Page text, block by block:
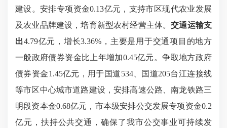
建设。安排专项资金0.13亿元，支持市区现代农业发展
及农业品牌建设，培育新型农村经营主体。交通运输支
出4.79亿元，增长3.36%，主要是用于交通项目的地方
一般政府债券资金比上年增加0.45亿元。争取地方政府
债券资金1.45亿元，用于国道534、国道205台江连接线
等市区中心城市道路建设，安排高速公路、南龙铁路三
明段资本金0.68亿元，市本级安排公交发展专项资金0.2
亿元，扶持公共交通，确保了我市公交事业可持续发